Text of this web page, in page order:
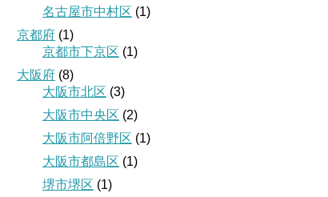
名古屋市中村区 (1)
京都府 (1)
京都市下京区 (1)
大阪府 (8)
大阪市北区 (3)
大阪市中央区 (2)
大阪市阿倍野区 (1)
大阪市都島区 (1)
堺市堺区 (1)